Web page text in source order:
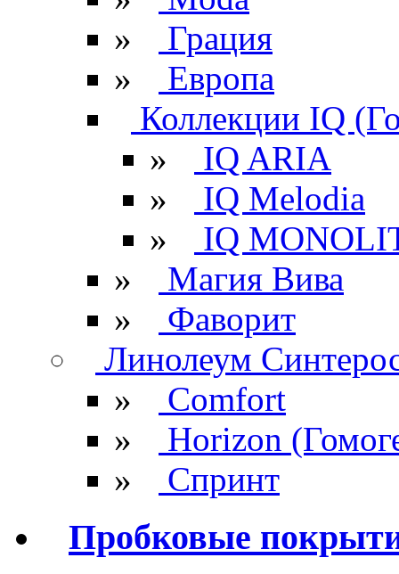
»
Грация
»
Европа
Коллекции IQ
»
IQ ARIA
»
IQ Melodia
»
IQ
»
Магия Вива
»
Фаворит
Линолеум
»
Comfort
»
Horizon
»
Спринт
Пробковые